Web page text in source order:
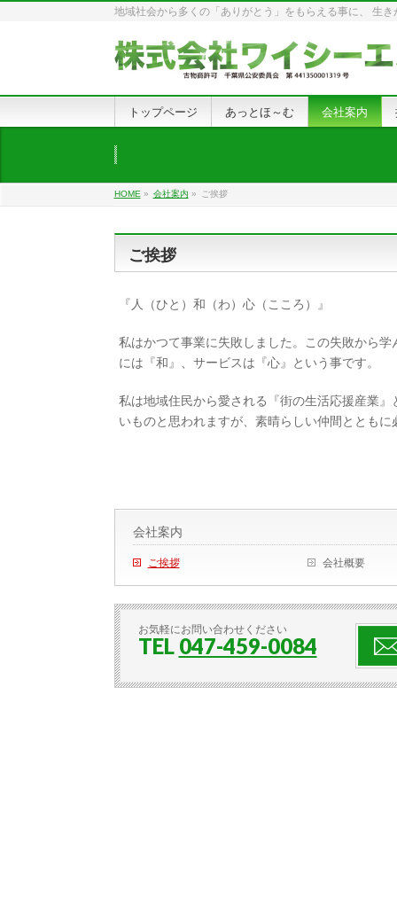
地域社会から多くの「ありがとう」をもらえる事に、
トップページ あっとほ～む 会社案内
HOME» 会社案内 » ご挨拶
ご挨拶
『人（ひと）和（わ）心（こころ）』
私はかつて事業に失敗しました。この失敗から
には『和』、サービスは『心』という事です。
私は地域住民から愛される『街の生活応援産業
いものと思われますが、素晴らしい仲間ととも
会社案内
ご挨拶 会社概要
お気軽にお問い合わせください
TEL 047-459-0084